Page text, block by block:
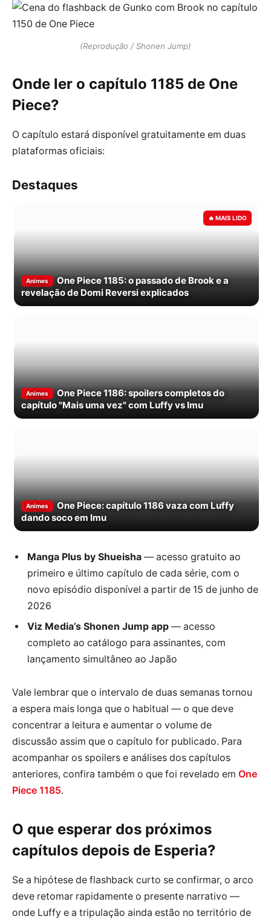
(Reprodução / Shonen Jump)
Onde ler o capítulo 1185 de One
Piece?
O capítulo estará disponível gratuitamente em duas
plataformas oficiais:
Destaques
Animes
One Piece 1185: o passado de Brook e a
revelação de Domi Reversi explicados
Animes
One Piece 1186: spoilers completos do
capítulo "Mais uma vez" com Luffy vs Imu
Animes
One Piece: capítulo 1186 vaza com Luffy
dando soco em Imu
Manga Plus by Shueisha — acesso gratuito ao
primeiro e último capítulo de cada série, com o
novo episódio disponível a partir de 15 de junho de
2026
Viz Media’s Shonen Jump app — acesso
completo ao catálogo para assinantes, com
lançamento simultâneo ao Japão
Vale lembrar que o intervalo de duas semanas tornou
a espera mais longa que o habitual — o que deve
concentrar a leitura e aumentar o volume de
discussão assim que o capítulo for publicado. Para
acompanhar os spoilers e análises dos capítulos
anteriores, confira também o que foi revelado em One
Piece 1185.
O que esperar dos próximos
capítulos depois de Esperia?
Se a hipótese de flashback curto se confirmar, o arco
deve retomar rapidamente o presente narrativo —
onde Luffy e a tripulação ainda estão no território de